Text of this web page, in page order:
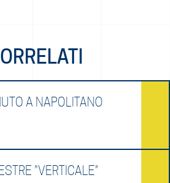
A NAPOLITANO
"VERTICALE"